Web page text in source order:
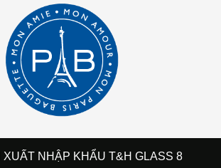
XUẤT NHẬP KHẨU T&H GLASS 8